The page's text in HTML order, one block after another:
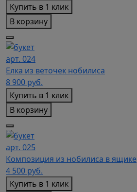
Купить в 1 клик
В корзину
арт. 024
Елка из веточек нобилиса
8 900 руб.
Купить в 1 клик
В корзину
арт. 025
Композиция из нобилиса в ящике
4 500 руб.
Купить в 1 клик